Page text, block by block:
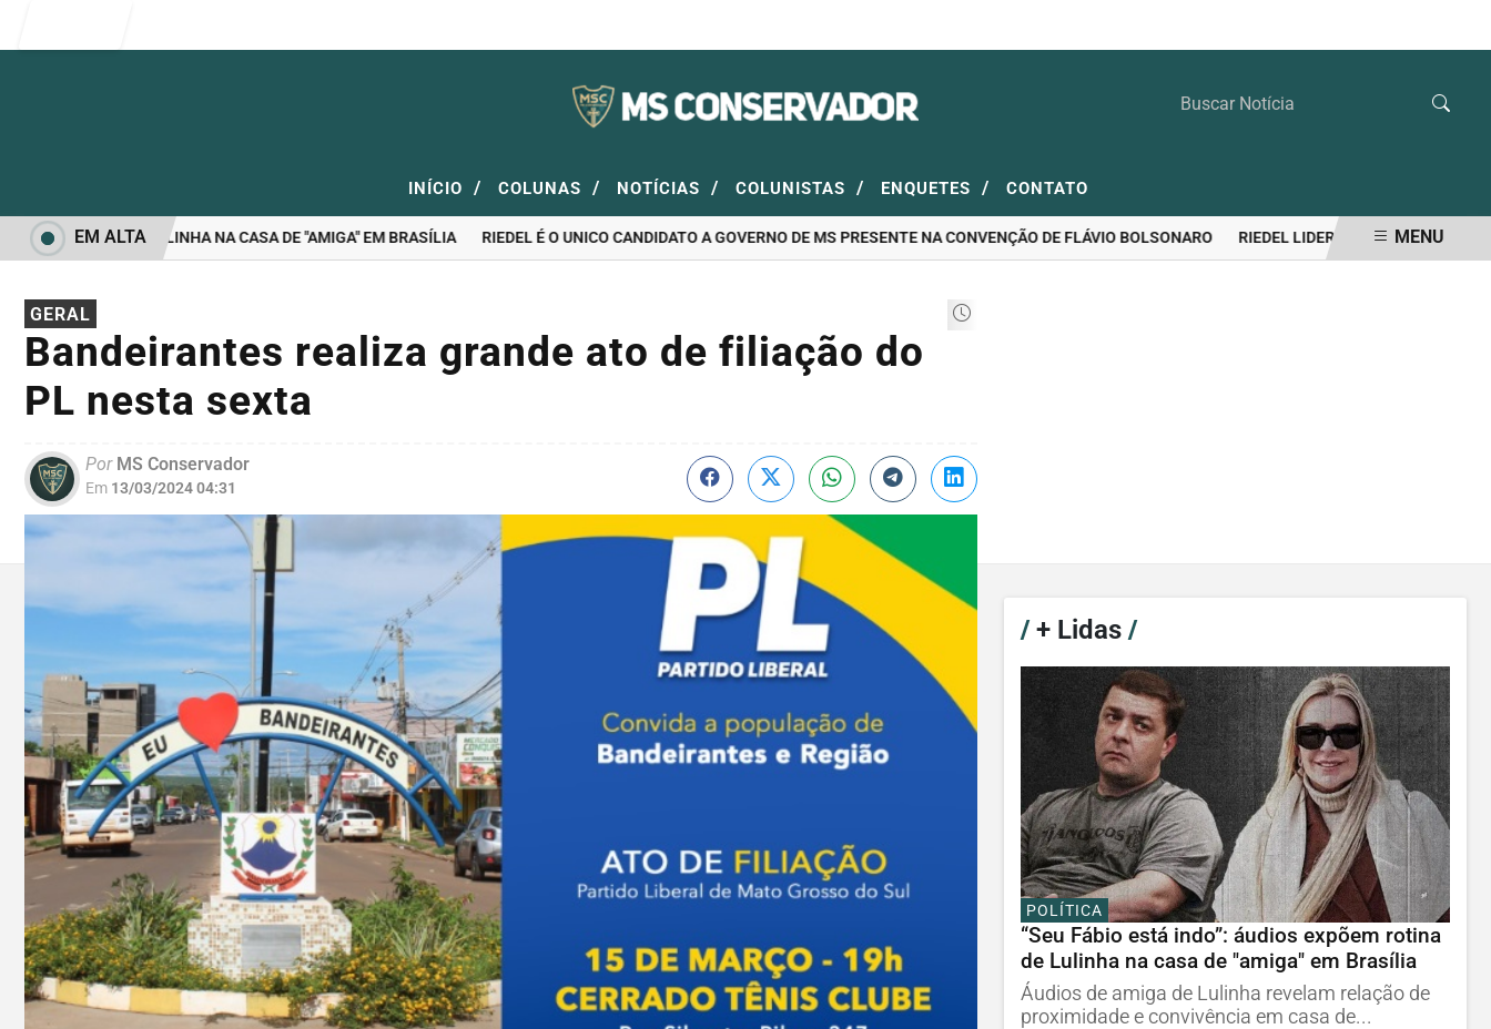
INÍCIO / COLUNAS / NOTÍCIAS / COLUNISTAS / ENQUETES / CONTATO
ROTINA DE LULINHA NA CASA DE "AMIGA" EM BRASÍLIA RIEDEL É O UNICO CANDIDATO A GOVERNO DE MS PRESENTE NA CONVENÇÃO DE FLÁVIO BOLSONARO RIEDEL LIDERA DISPUTA PELO
EM ALTA MENU
GERAL
Bandeirantes realiza grande ato de filiação do
PL nesta sexta
PorMS Conservador
Em 13/03/2024 04:31
/+ Lidas /
POLÍTICA
“Seu Fábio está indo”: áudios expõem rotina
de Lulinha na casa de "amiga" em Brasília
Áudios de amiga de Lulinha revelam relação de
proximidade e convivência em casa de...